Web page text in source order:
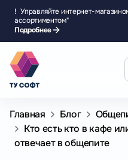
! Управляйте интернет-
ассортиментом"
Подробнее
Главная Блог
Кто есть кто в кафе
отвечает в общепите